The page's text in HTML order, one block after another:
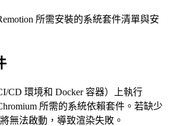
所需安裝的系統套件清單與安
CD 環境和 Docker 容器）上執行
所需的系統依賴套件。若缺少
無法啟動，導致渲染失敗。